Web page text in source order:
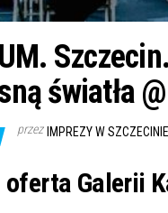
światła
przez IMPREZY W SZCZECINIE
oferta Galerii